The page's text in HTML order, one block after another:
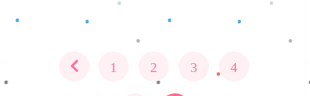
1 2 3 4